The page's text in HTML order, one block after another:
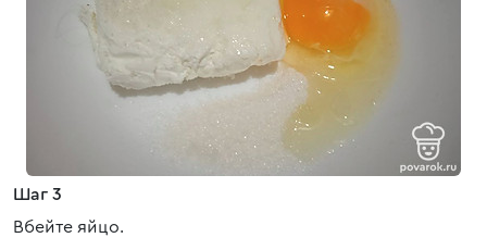
Шаг 3
Вбейте яйцо.